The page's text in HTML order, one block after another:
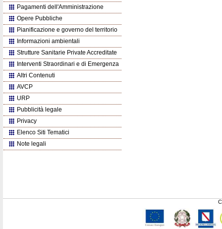
Pagamenti dell'Amministrazione
Opere Pubbliche
Pianificazione e governo del territorio
Informazioni ambientali
Strutture Sanitarie Private Accreditate
Interventi Straordinari e di Emergenza
Altri Contenuti
AVCP
URP
Pubblicità legale
Privacy
Elenco Siti Tematici
Note legali